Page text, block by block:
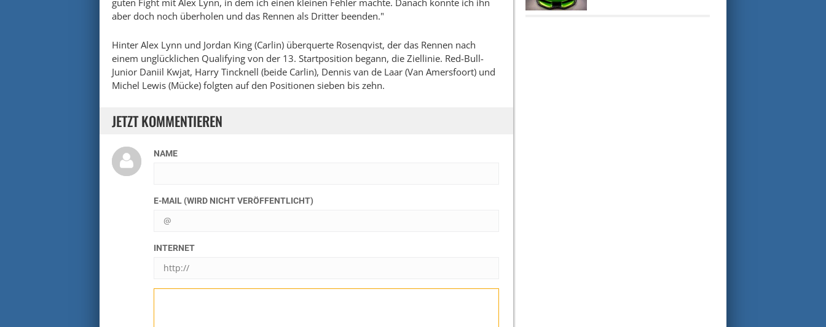
guten Fight mit Alex Lynn, in dem ich einen kleinen Fehler machte. Danach konnte ich ihn
aber doch noch überholen und das Rennen als Dritter beenden."
Hinter Alex Lynn und Jordan King (Carlin) überquerte Rosenqvist, der das Rennen nach
einem unglücklichen Qualifying von der 13. Startposition begann, die Ziellinie. Red-Bull-
Junior Daniil Kwjat, Harry Tincknell (beide Carlin), Dennis van de Laar (Van Amersfoort) und
Michel Lewis (Mücke) folgten auf den Positionen sieben bis zehn.
JETZT KOMMENTIEREN
NAME
E-MAIL (WIRD NICHT VERÖFFENTLICHT)
INTERNET